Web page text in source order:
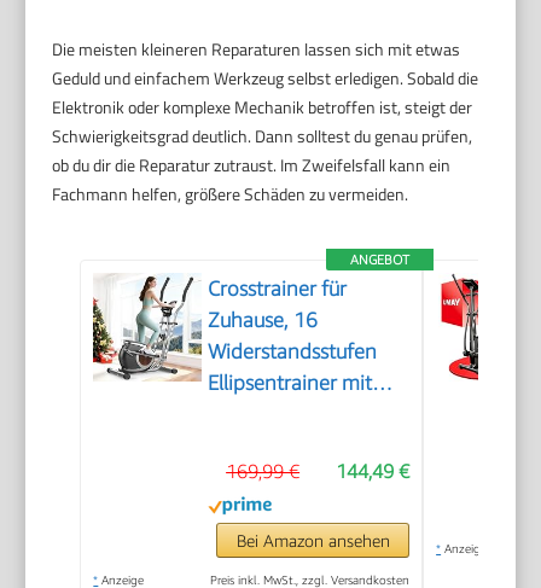
Die meisten kleineren Reparaturen lassen sich mit etwas
Geduld und einfachem Werkzeug selbst erledigen. Sobald die
Elektronik oder komplexe Mechanik betroffen ist, steigt der
Schwierigkeitsgrad deutlich. Dann solltest du genau prüfen,
ob du dir die Reparatur zutraust. Im Zweifelsfall kann ein
Fachmann helfen, größere Schäden zu vermeiden.
ANGEBOT
Crosstrainer für
Zuhause, 16
Widerstandsstufen
Ellipsentrainer mit
Display, Pulsmessung,
Heimfitness Elliptical
Stepper (Silber,
Bluetooth Monitor)
144,49 €
169,99 €
Bei Amazon ansehen
* Anzeige Preis inkl. MwSt., zzgl. Versandkosten
* Anzeige